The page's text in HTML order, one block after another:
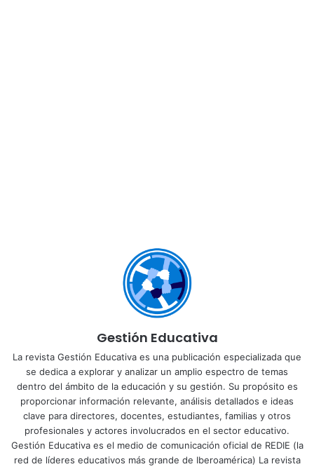
Gestión Educativa
La revista Gestión Educativa es una publicación especializada que
se dedica a explorar y analizar un amplio espectro de temas
dentro del ámbito de la educación y su gestión. Su propósito es
proporcionar información relevante, análisis detallados e ideas
clave para directores, docentes, estudiantes, familias y otros
profesionales y actores involucrados en el sector educativo.
Gestión Educativa es el medio de comunicación oficial de REDIE (la
red de líderes educativos más grande de Iberoamérica) La revista